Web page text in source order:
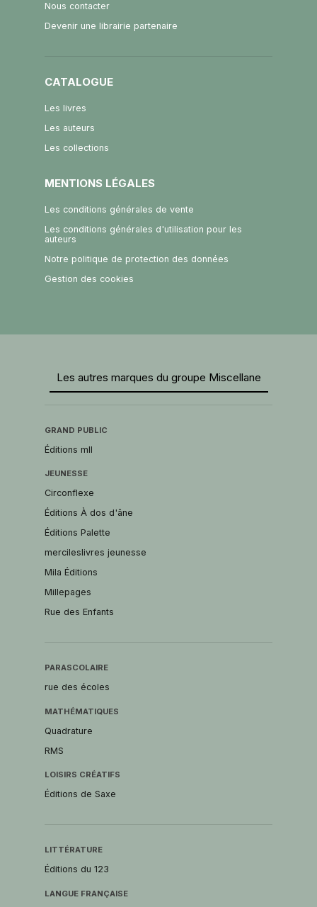
Nous contacter
Devenir une librairie partenaire
CATALOGUE
Les livres
Les auteurs
Les collections
MENTIONS LÉGALES
Les conditions générales de vente
Les conditions générales d'utilisation pour les
auteurs
Notre politique de protection des données
Gestion des cookies
Les autres marques du groupe Miscellane
GRAND PUBLIC
Éditions mll
JEUNESSE
Circonflexe
Éditions À dos d'âne
Éditions Palette
mercileslivres jeunesse
Mila Éditions
Millepages
Rue des Enfants
PARASCOLAIRE
rue des écoles
MATHÉMATIQUES
Quadrature
RMS
LOISIRS CRÉATIFS
Éditions de Saxe
LITTÉRATURE
Éditions du 123
LANGUE FRANÇAISE